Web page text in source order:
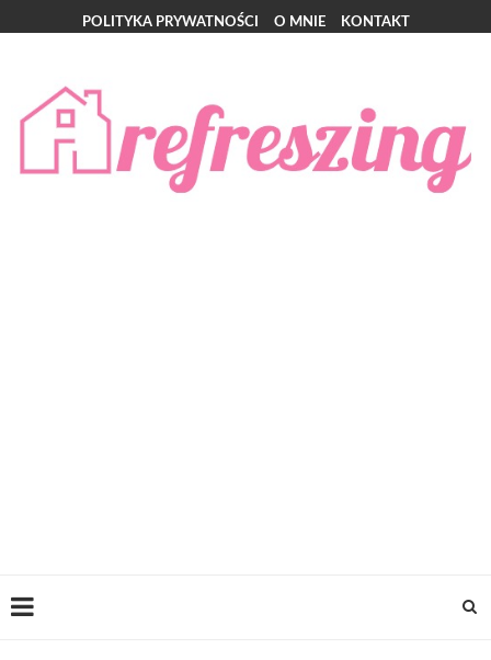
POLITYKA PRYWATNOŚCI O MNIE KONTAKT